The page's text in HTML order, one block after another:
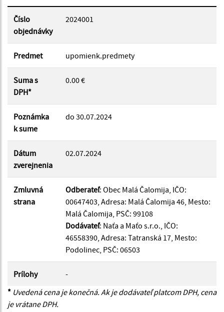
Dátum od:
Dátum do:
Suma od:
Suma do:
Filtrovať
Číslo
objednávky
2024001
Predmet upomienk.predmety
Suma s
DPH*
0.00 €
Poznámka
k sume
do 30.07.2024
Dátum
zverejnenia
02.07.2024
Zmluvná
strana
Odberateľ: Obec Malá Čalomija, IČO:
00647403, Adresa: Malá Čalomija 46, Mesto:
Malá Čalomija, PSČ: 99108
Dodávateľ: Naťa a Maťo s.r.o., IČO:
46558390, Adresa: Tatranská 17, Mesto:
Podolinec, PSČ: 06503
Prílohy
-
* Uvedená cena je konečná. Ak je dodávateľ platcom DPH, cena
je vrátane DPH.